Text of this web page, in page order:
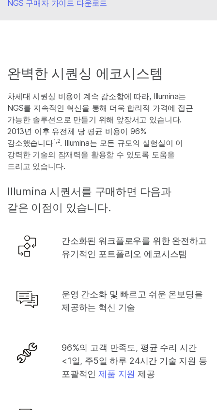
NGS 구매자 가이드 다운로드
완벽한 시퀀싱 에코시스템
차세대 시퀀싱 비용이 계속 감소함에 따라, Illumina는
NGS를 지속적인 혁신을 통해 더욱 합리적 가격에 접근
가능한 솔루션으로 만들기 위해 앞장서고 있습니다.
2013년 이후 유전체 당 평균 비용이 96%
감소했습니다1,2. Illumina는 모든 규모의 실험실이 이
강력한 기술의 잠재력을 활용할 수 있도록 도움을
드리고 있습니다.
Illumina 시퀀서를 구매하면 다음과
같은 이점이 있습니다.
간소화된 워크플로우를 위한 완전하고
유기적인 포트폴리오 에코시스템
운영 간소화 및 빠르고 쉬운 온보딩을
제공하는 혁신 기술
96%의 고객 만족도, 평균 수리 시간
<1일, 주5일 하루 24시간 기술 지원 등
포괄적인제품 지원 제공